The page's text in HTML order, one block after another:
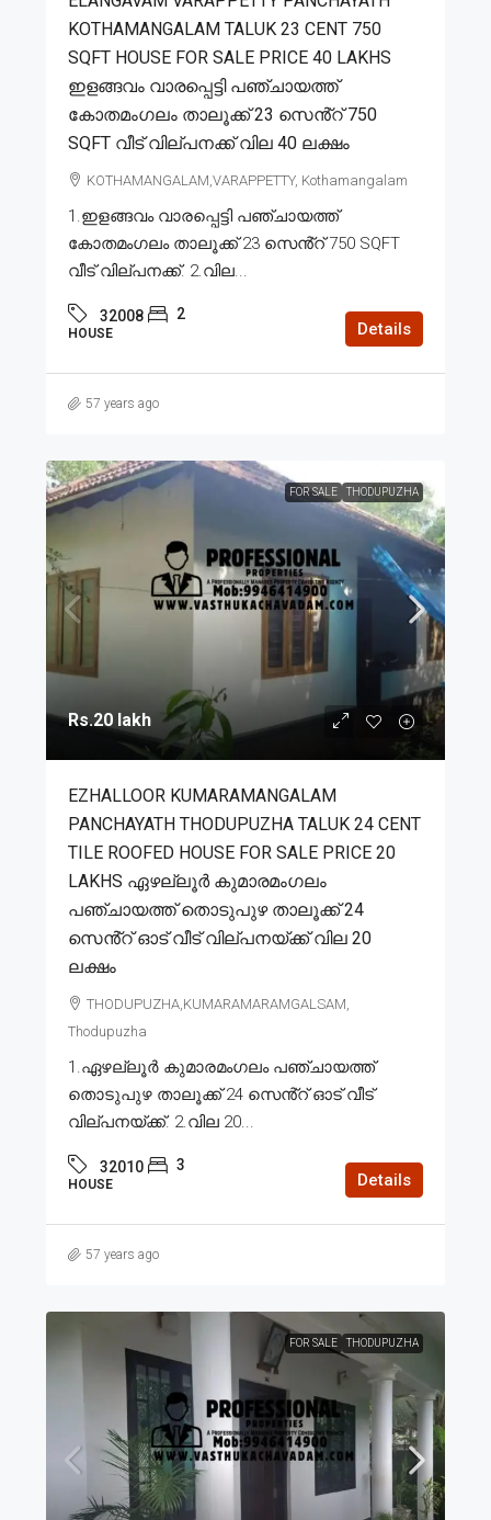
KOTHAMANGALAM TALUK 23 CENT 750
SQFT HOUSE FOR SALE PRICE 40 LAKHS
ഇളങ്ങവം വാരപ്പെട്ടി പഞ്ചായത്ത്
കോതമംഗലം താലൂക്ക് 23 സെൻ്റ് 750
SQFT വീട് വില്പനക്ക് വില 40 ലക്ഷം
KOTHAMANGALAM,VARAPPETTY, Kothamangalam
1.ഇളങ്ങവം വാരപ്പെട്ടി പഞ്ചായത്ത്
കോതമംഗലം താലൂക്ക് 23 സെൻ്റ് 750 SQFT
വീട് വില്പനക്ക്. 2.വില...
32008 2
HOUSE Details
57 years ago
FOR SALE THODUPUZHA
Rs.20 lakh
EZHALLOOR KUMARAMANGALAM
PANCHAYATH THODUPUZHA TALUK 24 CENT
TILE ROOFED HOUSE FOR SALE PRICE 20
LAKHS ഏഴല്ലൂർ കുമാരമംഗലം
പഞ്ചായത്ത് തൊടുപുഴ താലൂക്ക് 24
സെൻ്റ് ഓട് വീട് വില്പനയ്ക്ക് വില 20
ലക്ഷം
THODUPUZHA,KUMARAMARAMGALSAM,
Thodupuzha
1.ഏഴല്ലൂർ കുമാരമംഗലം പഞ്ചായത്ത്
തൊടുപുഴ താലൂക്ക് 24 സെൻ്റ് ഓട് വീട്
വില്പനയ്ക്ക്. 2.വില 20...
32010 3
HOUSE Details
57 years ago
FOR SALE THODUPUZHA